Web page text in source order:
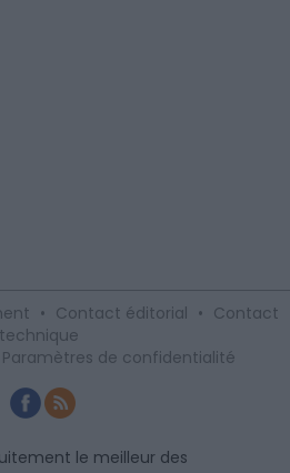
• Contact éditorial • Contact
technique
Paramètres de confidentialité
le meilleur des